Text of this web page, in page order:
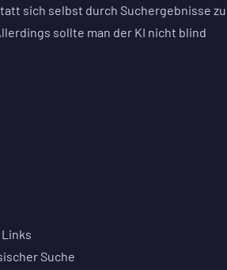
sich selbst durch Suchergebnisse zu
sollte man der KI nicht blind
Suche